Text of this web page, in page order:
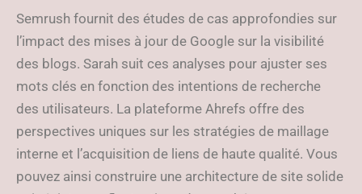
Semrush fournit des études de cas approfondies sur
l’impact des mises à jour de Google sur la visibilité
des blogs. Sarah suit ces analyses pour ajuster ses
mots clés en fonction des intentions de recherche
des utilisateurs. La plateforme Ahrefs offre des
perspectives uniques sur les stratégies de maillage
interne et l’acquisition de liens de haute qualité. Vous
pouvez ainsi construire une architecture de site solide